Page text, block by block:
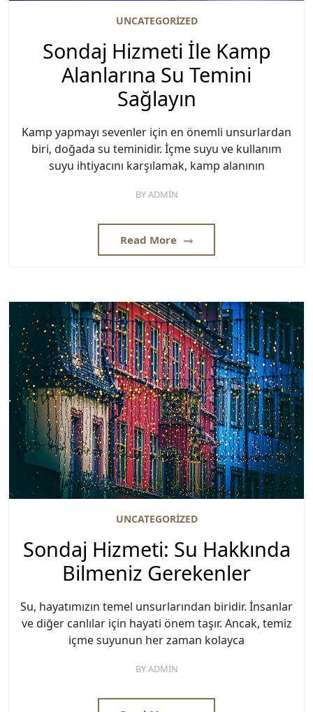
UNCATEGORIZED
Sondaj Hizmeti İle Kamp
Alanlarına Su Temini
Sağlayın
Kamp yapmayı sevenler için en önemli unsurlardan
biri, doğada su teminidir. İçme suyu ve kullanım
suyu ihtiyacını karşılamak, kamp alanının
BYADMIN
Read More
UNCATEGORIZED
Sondaj Hizmeti: Su Hakkında
Bilmeniz Gerekenler
Su, hayatımızın temel unsurlarından biridir. İnsanlar
ve diğer canlılar için hayati önem taşır. Ancak, temiz
içme suyunun her zaman kolayca
BYADMIN